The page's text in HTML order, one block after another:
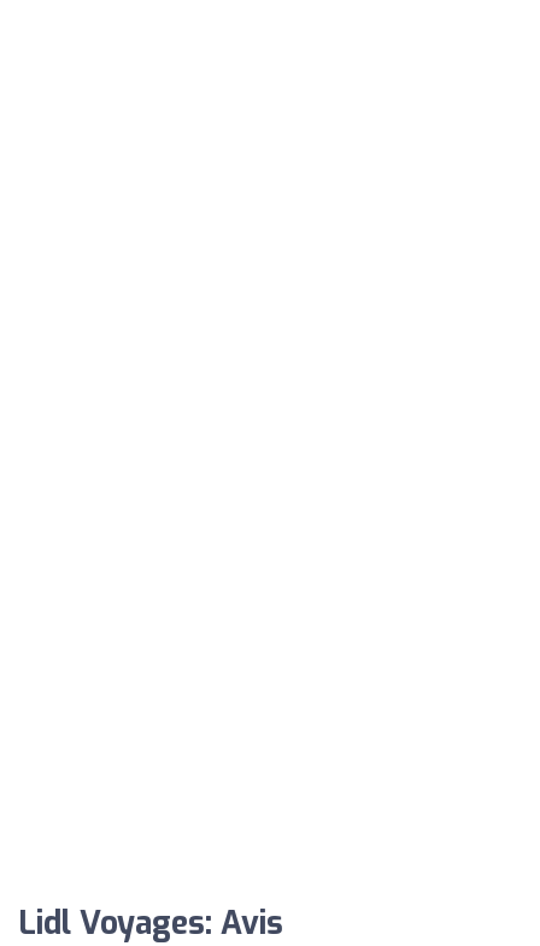
Lidl Voyages: Avis